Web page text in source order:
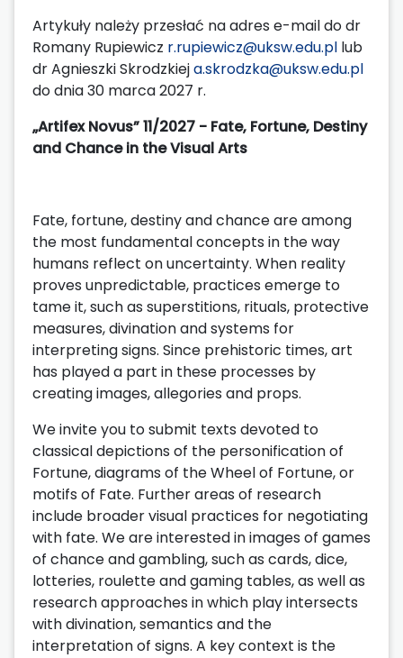
Artykuły należy przesłać na adres e-mail do dr
Romany Rupiewicz r.rupiewicz@uksw.edu.pl lub
dr Agnieszki Skrodzkieja.skrodzka@uksw.edu.pl
do dnia 30 marca 2027 r.
„Artifex Novus” 11/2027 - Fate, Fortune, Destiny
and Chance in the Visual Arts
Fate, fortune, destiny and chance are among
the most fundamental concepts in the way
humans reflect on uncertainty. When reality
proves unpredictable, practices emerge to
tame it, such as superstitions, rituals, protective
measures, divination and systems for
interpreting signs. Since prehistoric times, art
has played a part in these processes by
creating images, allegories and props.
We invite you to submit texts devoted to
classical depictions of the personification of
Fortune, diagrams of the Wheel of Fortune, or
motifs of Fate. Further areas of research
include broader visual practices for negotiating
with fate. We are interested in images of games
of chance and gambling, such as cards, dice,
lotteries, roulette and gaming tables, as well as
research approaches in which play intersects
with divination, semantics and the
interpretation of signs. A key context is the